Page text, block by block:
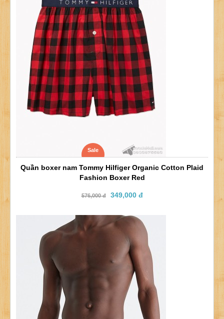
Sale
Quần boxer nam Tommy Hilfiger Organic Cotton Plaid
Fashion Boxer Red
576,000 đ 349,000 đ